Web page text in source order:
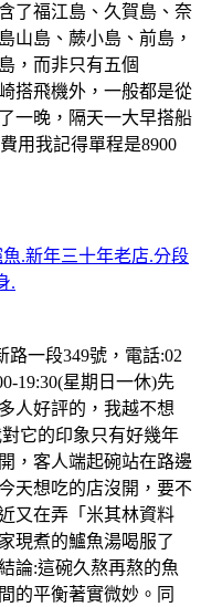
了福江島、久賀島、奈
山島、蕨小島、前島，
，而非只有五個
搭飛機外，一般都是從
一晚，隔天一大早搭船
用我記得單程是8900
魚.新年三十年老店.分段
.
路一段349號，電話:02
19:30(星期日一休)先
人好評的，我越不想
它的印象只有好幾年
，客人端起碗站在路邊
天想吃的店沒開，要不
又在弄「米其林資料
現煮的鱸魚湯喝服了
論:這碗久熬再熬的魚
的平衡著實微妙。同